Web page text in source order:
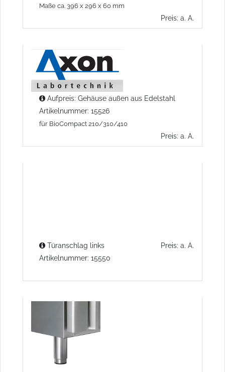
Maße ca. 396 x 296 x 60 mm
Preis: a. A.
Aufpreis: Gehäuse außen aus Edelstahl
Artikelnummer: 15526
für BioCompact 210/310/410
Preis: a. A.
Türanschlag links
Artikelnummer: 15550
Preis: a. A.